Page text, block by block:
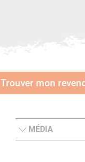
Trouver mon
MÉDIA